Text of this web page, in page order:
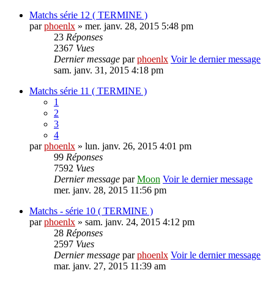
Matchs série 12 ( TERMINE )
parphoenlx » mer. janv. 28, 2015 5:48 pm
23 Réponses
2367 Vues
Dernier message parphoenlx Voir le dernier message
sam. janv. 31, 2015 4:18 pm
Matchs série 11 ( TERMINE )
1
2
3
4
parphoenlx » lun. janv. 26, 2015 4:01 pm
99 Réponses
7592 Vues
Dernier message parMoon Voir le dernier message
mer. janv. 28, 2015 11:56 pm
Matchs - série 10 ( TERMINE )
parphoenlx » sam. janv. 24, 2015 4:12 pm
28 Réponses
2597 Vues
Dernier message parphoenlx Voir le dernier message
mar. janv. 27, 2015 11:39 am